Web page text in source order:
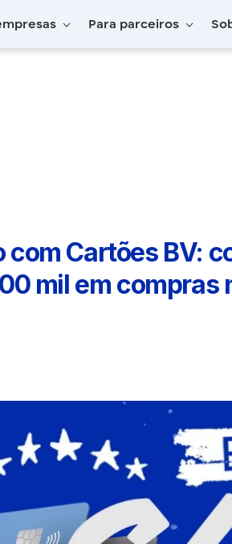
Para parceiros
com Cartões BV:
mil em compras